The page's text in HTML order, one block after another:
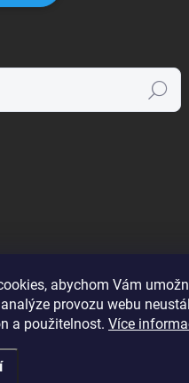
abychom Vám
provozu webu
a použitelnost. Více
Hledat